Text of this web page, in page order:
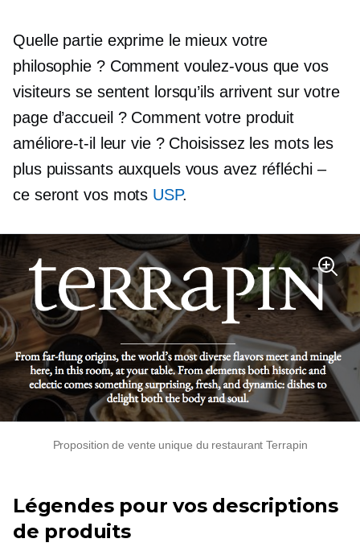
Quelle partie exprime le mieux votre
philosophie ? Comment voulez-vous que vos
visiteurs se sentent lorsqu’ils arrivent sur votre
page d’accueil ? Comment votre produit
améliore-t-il leur vie ? Choisissez les mots les
plus puissants auxquels vous avez réfléchi –
ce seront vos mots USP.
Proposition de vente unique du restaurant Terrapin
Légendes pour vos descriptions
de produits